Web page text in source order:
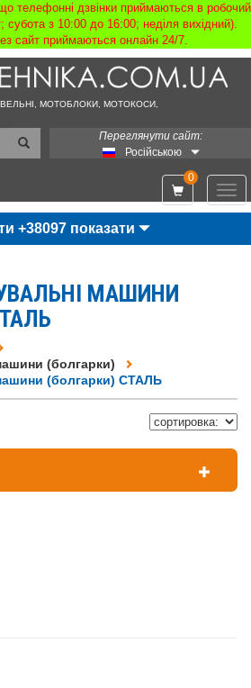
телефонні дзвінки приймаються в робочий
субота з 10:00 до 16:00; неділя вихідний).
сайт приймаються онлайн 24/7.
МОТОБЛОКИ, МОТОКОСИ,
Переглянути сайт:
Російською
0
+38097 показати
МАШИНИ
(болгарки)
(болгарки) СТАЛЬ